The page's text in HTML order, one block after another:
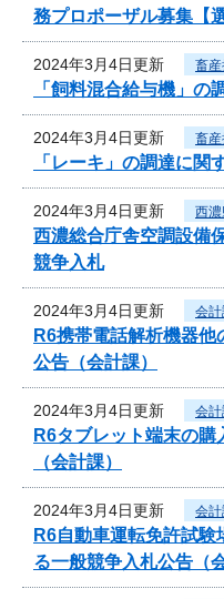
務プロポーザル募集【
2024年3月4日更新 畜
「飼料混合給与機」の
2024年3月4日更新 畜
「レーキ」の調達に関
2024年3月4日更新 西
西濃総合庁舎空調設備
競争入札
2024年3月4日更新 会
R6携帯電話解析機器
公告（会計課）
2024年3月4日更新 会
R6タブレット端末の
（会計課）
2024年3月4日更新 会
R6自動車運転免許試
る一般競争入札公告（